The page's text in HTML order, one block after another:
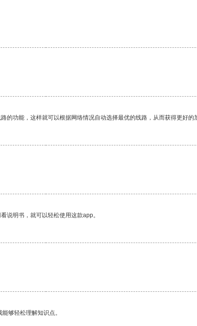
功能，这样就可以根据网络情况自动选择最优的线路，从而获得更好的
说明书，就可以轻松使用这款app。
够轻松理解知识点。